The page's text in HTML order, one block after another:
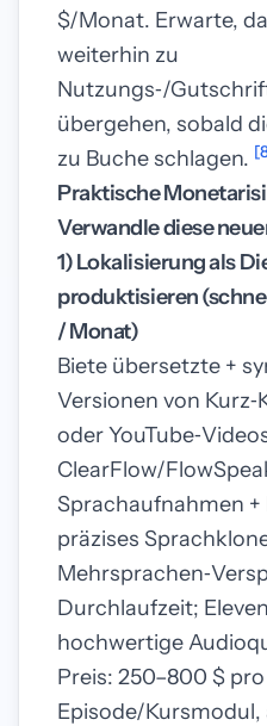
$/Monat. Erwarte,
weiterhin zu
Nutzungs‑/
übergehen, sobald
zu Buche schlagen.
Praktische
Verwandle diese
1) Lokalisierung als
produktisieren
/ Monat)
Biete übersetzte +
Versionen von
oder
ClearFlow/
Sprachaufnahmen +
präzises
Durchlaufzeit;
hochwertige
Preis: 250–800 $
Episode/